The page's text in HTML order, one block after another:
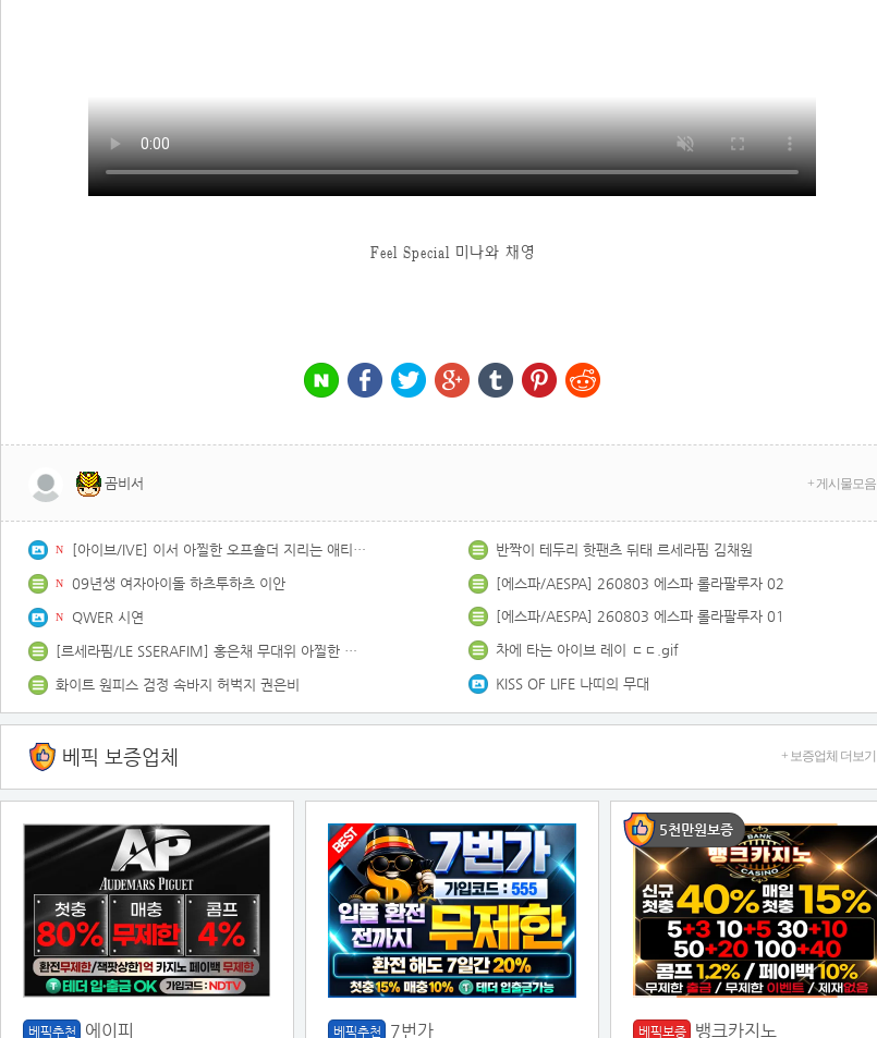
Feel Special 미나와 채영
곰비서 + 게시물모음
N [아이브/IVE] 이서 아찔한 오프숄더 지리는 애티튜드
N 09년생 여자아이돌 하츠투하츠 이안
N QWER 시연
[르세라핌/LE SSERAFIM] 홍은채 무대위 아찔한 춤선 지리는 순간
화이트 원피스 검정 속바지 허벅지 권은비
반짝이 테두리 핫팬츠 뒤태 르세라핌 김채원
[에스파/AESPA] 260803 에스파 롤라팔루자 02
[에스파/AESPA] 260803 에스파 롤라팔루자 01
차에 타는 아이브 레이 ㄷㄷ.gif
KISS OF LIFE 나띠의 무대
베픽 보증업체 + 보증업체 더보기
베픽추천 에이피 베픽추천 7번가
5천만원보증
베픽보증 뱅크카지노